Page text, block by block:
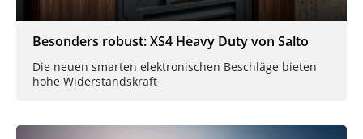
Besonders robust: XS4 Heavy Duty von Salto
Die neuen smarten elektronischen Beschläge bieten
hohe Widerstandskraft